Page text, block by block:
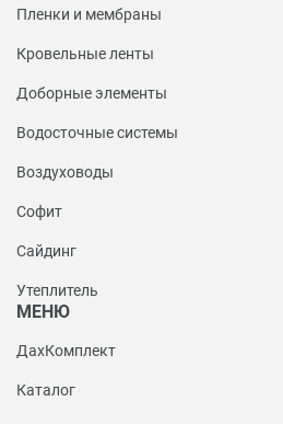
Пленки и мембраны
Кровельные ленты
Доборные элементы
Водосточные системы
Воздуховоды
Софит
Сайдинг
Утеплитель
МЕНЮ
ДахКомплект
Каталог